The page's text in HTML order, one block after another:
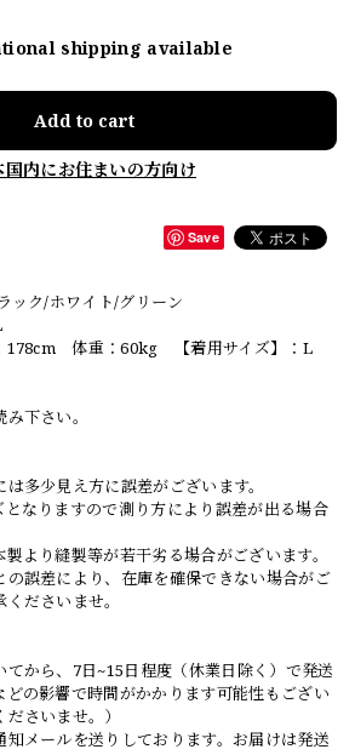
shipping available
Add to cart
国内にお住まいの方向け
Save
ック/ホワイト/グリーン
178cm 体重：60kg 【着用サイズ】：L
下さい。
多少見え方に誤差がございます。
なりますので測り方により誤差が出る場合
より縫製等が若干劣る場合がございます。
誤差により、在庫を確保できない場合がご
ださいませ。
てから、7日~15日程度（休業日除く）で発送
の影響で時間がかかります可能性もござい
さいませ。）
知メールを送りしております。お届けは発送